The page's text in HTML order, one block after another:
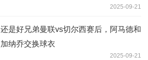
2025-09-21
还是好兄弟曼联vs切尔西赛后，阿马德和
加纳乔交换球衣
2025-09-21